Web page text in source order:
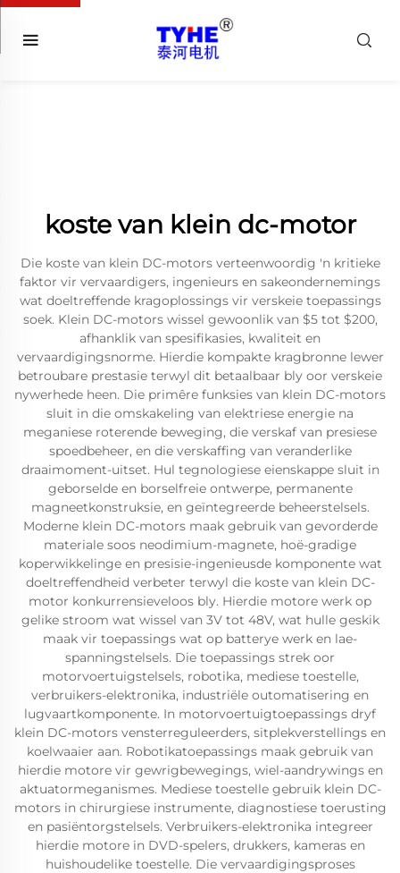
koste van klein dc-motor
Die koste van klein DC-motors verteenwoordig 'n kritieke
faktor vir vervaardigers, ingenieurs en sakeondernemings
wat doeltreffende kragoplossings vir verskeie toepassings
soek. Klein DC-motors wissel gewoonlik van $5 tot $200,
afhanklik van spesifikasies, kwaliteit en
vervaardigingsnorme. Hierdie kompakte kragbronne lewer
betroubare prestasie terwyl dit betaalbaar bly oor verskeie
nywerhede heen. Die primêre funksies van klein DC-motors
sluit in die omskakeling van elektriese energie na
meganiese roterende beweging, die verskaf van presiese
spoedbeheer, en die verskaffing van veranderlike
draaimoment-uitset. Hul tegnologiese eienskappe sluit in
geborselde en borselfreie ontwerpe, permanente
magneetkonstruksie, en geïntegreerde beheerstelsels.
Moderne klein DC-motors maak gebruik van gevorderde
materiale soos neodimium-magnete, hoë-gradige
koperwikkelinge en presisie-ingenieusde komponente wat
doeltreffendheid verbeter terwyl die koste van klein DC-
motor konkurrensieveloos bly. Hierdie motore werk op
gelike stroom wat wissel van 3V tot 48V, wat hulle geskik
maak vir toepassings wat op batterye werk en lae-
spanningstelsels. Die toepassings strek oor
motorvoertuigstelsels, robotika, mediese toestelle,
verbruikers-elektronika, industriële outomatisering en
lugvaartkomponente. In motorvoertuigtoepassings dryf
klein DC-motors vensterreguleerders, sitplekverstellings en
koelwaaier aan. Robotikatoepassings maak gebruik van
hierdie motore vir gewrigbewegings, wiel-aandrywings en
aktuatormeganismes. Mediese toestelle gebruik klein DC-
motors in chirurgiese instrumente, diagnostiese toerusting
en pasiëntorgstelsels. Verbruikers-elektronika integreer
hierdie motore in DVD-spelers, drukkers, kameras en
huishoudelike toestelle. Die vervaardigingsproses